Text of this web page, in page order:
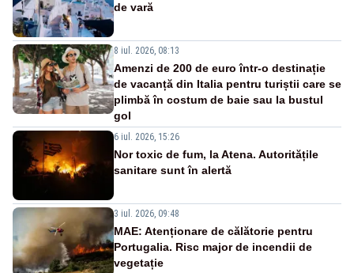
de vară
8 iul. 2026, 08:13
Amenzi de 200 de euro într-o destinație
de vacanță din Italia pentru turiștii care se
plimbă în costum de baie sau la bustul
gol
6 iul. 2026, 15:26
Nor toxic de fum, la Atena. Autoritățile
sanitare sunt în alertă
3 iul. 2026, 09:48
MAE: Atenționare de călătorie pentru
Portugalia. Risc major de incendii de
vegetație